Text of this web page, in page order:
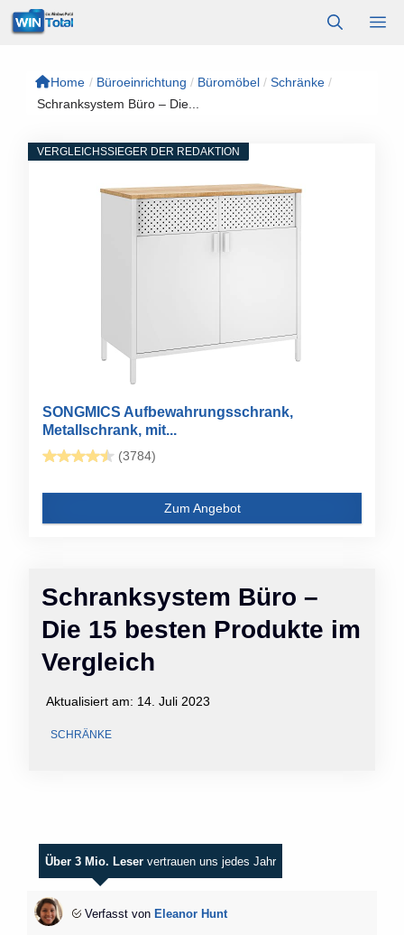
Zum
Inhalt
Home / Büroeinrichtung / Büromöbel / Schränke /
Schranksystem Büro – Die...
Schranksystem Büro –
Die 15 besten Produkte im
Vergleich
Aktualisiert am: 14. Juli 2023
SCHRÄNKE
VERGLEICHSSIEGER DER REDAKTION
SONGMICS Aufbewahrungsschrank,
Metallschrank, mit...
(3784)
Zum Angebot
Über 3 Mio. Leser vertrauen uns jedes Jahr
Verfasst von Eleanor Hunt